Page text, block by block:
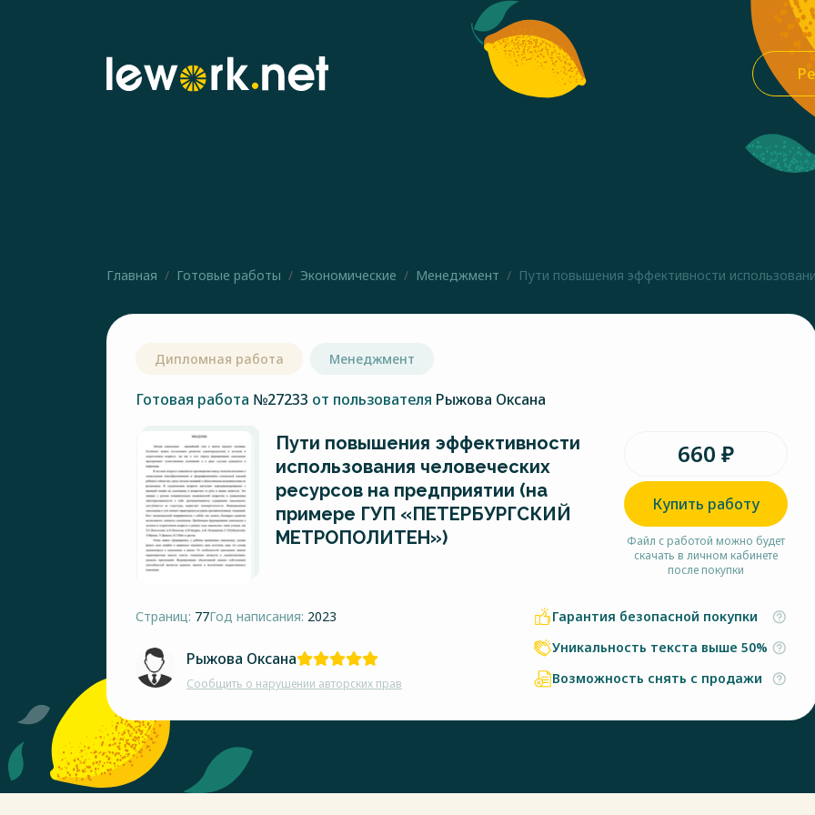
Главная Готовые работы Экономические Менеджмент Пути повышения эффективности
Дипломная работа Менеджмент
Готовая работа №27233 от пользователя Рыжова Оксана
Пути повышения эффективности
использования человеческих
ресурсов на предприятии (на
примере ГУП «ПЕТЕРБУРГСКИЙ
МЕТРОПОЛИТЕН»)
660 ₽
Купить работу
Файл с работой можно будет
скачать в личном кабинете
после покупки
Страниц: 77Год написания: 2023
Рыжова Оксана
Сообщить о нарушении авторских прав
Гарантия безопасной покупки
Уникальность текста выше 50%
Возможность снять с продажи